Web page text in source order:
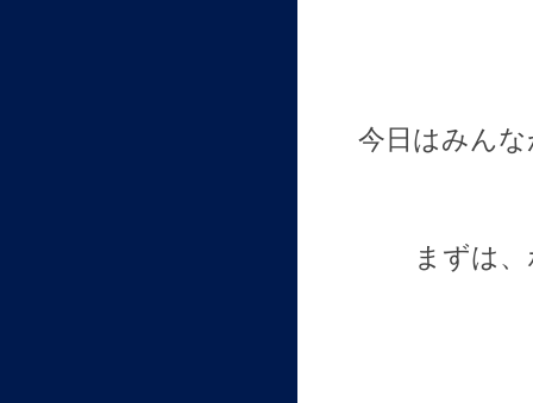
今日はみん
まずは